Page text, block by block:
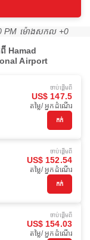
PM ម៉ោង​សកល +0
Hamad
Airport
ចាប់ផ្ដើមពី
US$ 147.5
តម្លៃ/ អ្នកដំណើរ
កក់
ចាប់ផ្ដើមពី
US$ 152.54
តម្លៃ/ អ្នកដំណើរ
កក់
ចាប់ផ្ដើមពី
US$ 154.03
តម្លៃ/ អ្នកដំណើរ